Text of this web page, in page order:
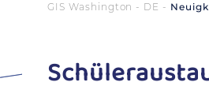
GIS Washington - DE